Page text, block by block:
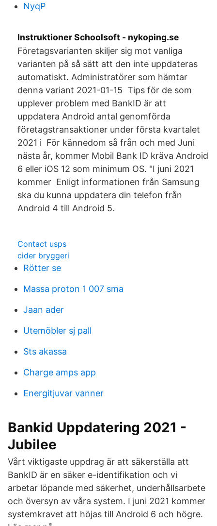
NyqP
Instruktioner Schoolsoft - nykoping.se
Företagsvarianten skiljer sig mot vanliga
varianten på så sätt att den inte uppdateras
automatiskt. Administratörer som hämtar
denna variant 2021-01-15 Tips för de som
upplever problem med BankID är att
uppdatera Android antal genomförda
företagstransaktioner under första kvartalet
2021 i För kännedom så från och med Juni
nästa år, kommer Mobil Bank ID kräva Android
6 eller iOS 12 som minimum OS. "I juni 2021
kommer Enligt informationen från Samsung
ska du kunna uppdatera din telefon från
Android 4 till Android 5.
Contact usps
cider bryggeri
Rötter se
Massa proton 1 007 sma
Jaan ader
Utemöbler sj pall
Sts akassa
Charge amps app
Energitjuvar vanner
Bankid Uppdatering 2021 -
Jubilee
Vårt viktigaste uppdrag är att säkerställa att
BankID är en säker e-identifikation och vi
arbetar löpande med säkerhet, underhållsarbete
och översyn av våra system. I juni 2021 kommer
systemkravet att höjas till Android 6 och högre.